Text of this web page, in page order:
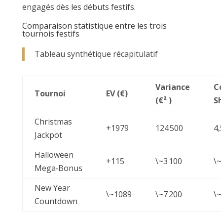
engagés dès les débuts festifs.
Comparaison statistique entre les trois
tournois festifs
Tableau synthétique récapitulatif
Tournoi EV (€)
Variance
(€² )
Christmas
Jackpot
+1979 124 500
Halloween
Mega‑Bonus
+115 \~3 100
New Year
Countdown
\~1089 \~7 200